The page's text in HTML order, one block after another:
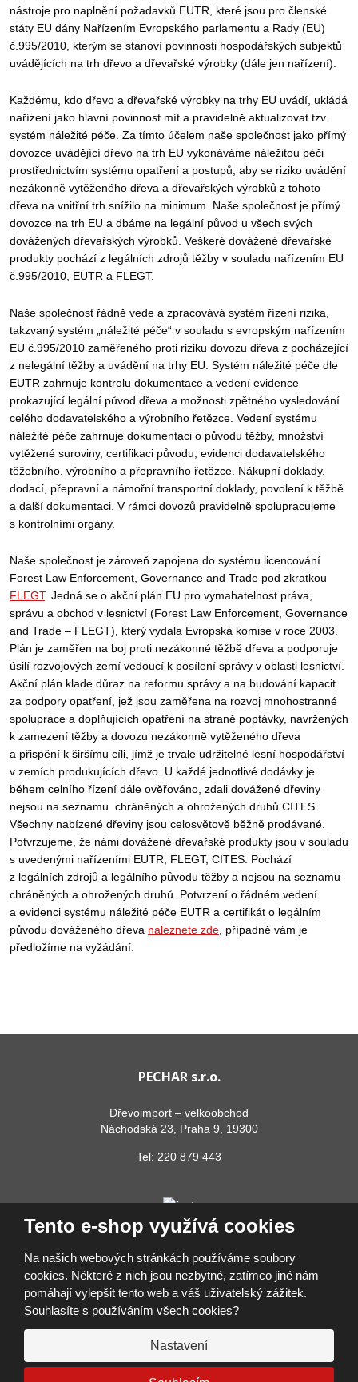
Tento e-shop využívá cookies
Na našich webových stránkách používáme soubory
cookies. Některé z nich jsou nezbytné, zatímco jiné nám
pomáhají vylepšit tento web a váš uživatelský zážitek.
Souhlasíte s používáním všech cookies?
Nastavení
nástroje pro naplnění požadavků EUTR, které jsou pro členské
státy EU dány Nařízením Evropského parlamentu a Rady (EU)
č.995/2010, kterým se stanoví povinnosti hospodářských subjektů
uvádějících na trh dřevo a dřevařské výrobky (dále jen nařízení).
Každému, kdo dřevo a dřevařské výrobky na trhy EU uvádí, ukládá
nařízení jako hlavní povinnost mít a pravidelně aktualizovat tzv.
systém náležité péče. Za tímto účelem naše společnost jako přímý
dovozce uvádějící dřevo na trh EU vykonáváme náležitou péči
prostřednictvím systému opatření a postupů, aby se riziko uvádění
nezákonně vytěženého dřeva a dřevařských výrobků z tohoto
dřeva na vnitřní trh snížilo na minimum. Naše společnost je přímý
dovozce na trh EU a dbáme na legální původ u všech svých
dovážených dřevařských výrobků. Veškeré dovážené dřevařské
produkty pochází z legálních zdrojů těžby v souladu nařízením EU
č.995/2010, EUTR a FLEGT.
Naše společnost řádně vede a zpracovává systém řízení rizika,
takzvaný systém „náležité péče“ v souladu s evropským nařízením
EU č.995/2010 zaměřeného proti riziku dovozu dřeva z pocházející
z nelegální těžby a uvádění na trhy EU. Systém náležité péče dle
EUTR zahrnuje kontrolu dokumentace a vedení evidence
prokazující legální původ dřeva a možnosti zpětného vysledování
celého dodavatelského a výrobního řetězce. Vedení systému
náležité péče zahrnuje dokumentaci o původu těžby, množství
vytěžené suroviny, certifikaci původu, evidenci dodavatelského
těžebního, výrobního a přepravního řetězce. Nákupní doklady,
dodací, přepravní a námořní transportní doklady, povolení k těžbě
a další dokumentaci. V rámci dovozů pravidelně spolupracujeme
s kontrolními orgány.
Naše společnost je zároveň zapojena do systému licencování
Forest Law Enforcement, Governance and Trade pod zkratkou
FLEGT. Jedná se o akční plán EU pro vymahatelnost práva,
správu a obchod v lesnictví (Forest Law Enforcement, Governance
and Trade – FLEGT), který vydala Evropská komise v roce 2003.
Plán je zaměřen na boj proti nezákonné těžbě dřeva a podporuje
úsilí rozvojových zemí vedoucí k posílení správy v oblasti lesnictví.
Akční plán klade důraz na reformu správy a na budování kapacit
za podpory opatření, jež jsou zaměřena na rozvoj mnohostranné
spolupráce a doplňujících opatření na straně poptávky, navržených
k zamezení těžby a dovozu nezákonně vytěženého dřeva
a přispění k širšímu cíli, jímž je trvale udržitelné lesní hospodářství
v zemích produkujících dřevo. U každé jednotlivé dodávky je
během celního řízení dále ověřováno, zdali dovážené dřeviny
nejsou na seznamu chráněných a ohrožených druhů CITES.
Všechny nabízené dřeviny jsou celosvětově běžně prodávané.
Potvrzujeme, že námi dovážené dřevařské produkty jsou v souladu
s uvedenými nařízeními EUTR, FLEGT, CITES. Pochází
z legálních zdrojů a legálního původu těžby a nejsou na seznamu
chráněných a ohrožených druhů. Potvrzení o řádném vedení
a evidenci systému náležité péče EUTR a certifikát o legálním
původu dováženého dřeva naleznete zde , případně vám je
předložíme na vyžádání.
PECHAR s.r.o.
Dřevoimport – velkoobchod
Náchodská 23, Praha 9, 19300
Tel: 220 879 443
© 2026, PECHAR s.r.o.
Prohlášení o přístupnosti |Ochrana osobních údajů
Přihlásit se
VISA MasterCard